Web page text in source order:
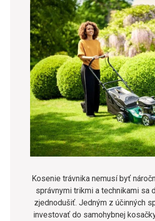
Kosenie trávnika nemusí byť
správnymi trikmi a technikami sa
zjednodušiť. Jedným z účinných
investovať do samohybnej